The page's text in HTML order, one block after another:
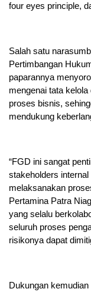
four eyes principle,
Salah satu
Pertimbangan
paparannya
mengenai tata
proses bisnis,
mendukung
“FGD ini sangat
stakeholders
melaksanakan
Pertamina Patra
yang selalu
seluruh proses
risikonya dapat
Dukungan